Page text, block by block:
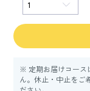
※ 定期お届けコース
ん。休止・中止をご